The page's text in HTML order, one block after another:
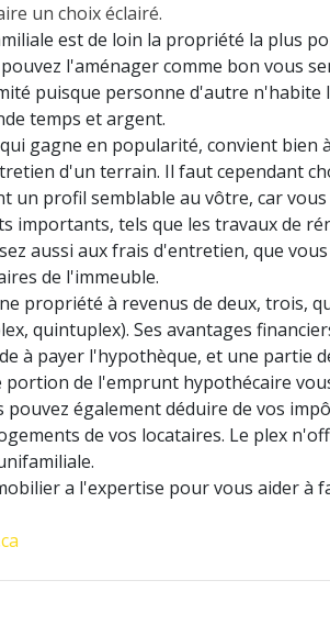
un choix éclairé.
est de loin la propriété la plus
l'aménager comme bon vous
puisque personne d'autre
temps et argent.
gagne en popularité, convient bien
d'un terrain. Il faut cependant
un profil semblable au vôtre, car
importants, tels que les travaux de
aussi aux frais d'entretien, que
de l'immeuble.
propriété à revenus de deux, trois,
quintuplex). Ses avantages
à payer l'hypothèque, et une partie
portion de l'emprunt hypothécaire
pouvez également déduire de vos
de vos locataires. Le plex
a l'expertise pour vous aider à